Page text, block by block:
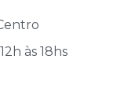
às 18hs